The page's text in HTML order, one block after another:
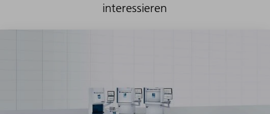
interessieren